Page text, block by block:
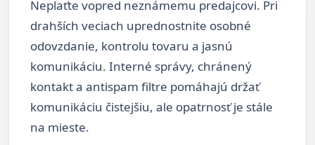
Neplaťte vopred neznámemu predajcovi. Pri
drahších veciach uprednostnite osobné
odovzdanie, kontrolu tovaru a jasnú
komunikáciu. Interné správy, chránený
kontakt a antispam filtre pomáhajú držať
komunikáciu čistejšiu, ale opatrnosť je stále
na mieste.